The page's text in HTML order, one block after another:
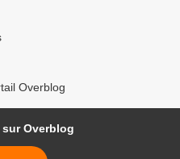
Overblog
Overblog